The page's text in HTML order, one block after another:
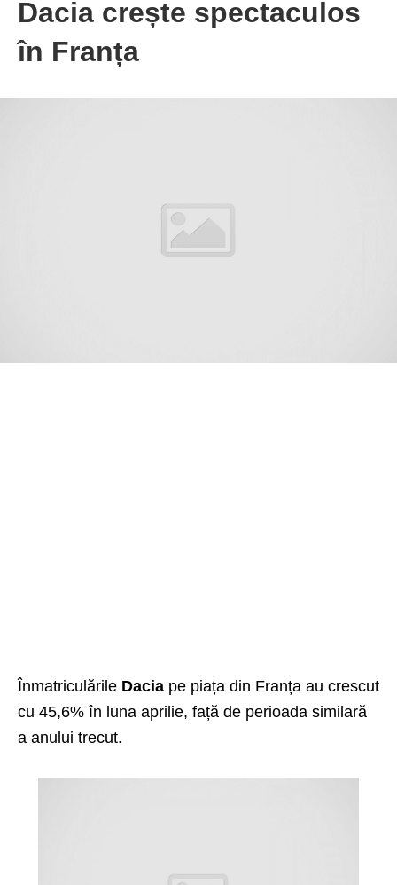
Dacia crește spectaculos
în Franța
Înmatriculările Dacia pe piața din Franța au crescut
cu 45,6% în luna aprilie, față de perioada similară
a anului trecut.